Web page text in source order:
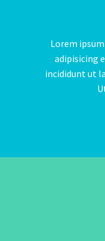
Lorem
adipisicing
incididunt ut